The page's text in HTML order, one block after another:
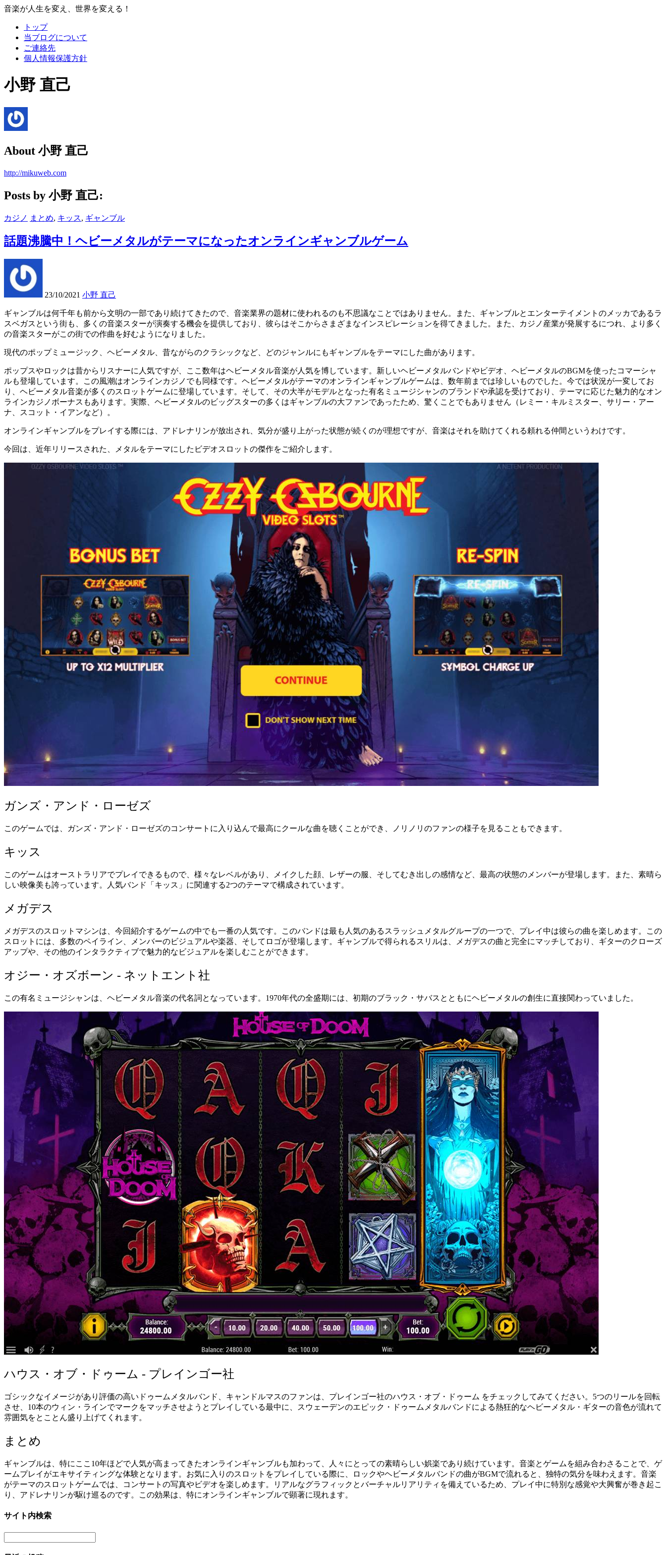
音楽が人生を変え、世界を変える！
トップ
当ブログについて
ご連絡先
個人情報保護方針
小野 直己
About 小野 直己
http://mikuweb.com
Posts by 小野 直己:
カジノ まとめ, キッス, ギャンブル
話題沸騰中！ヘビーメタルがテーマになったオンラインギャンブルゲーム
23/10/2021 小野 直己
ギャンブルは何千年も前から文明の一部であり続けてきたので、音楽業界の題材に使われるのも不思議なことではありません。また、ギャンブルとエンターテイメントのメッカであるラ
スベガスという街も、多くの音楽スターが演奏する機会を提供しており、彼らはそこからさまざまなインスピレーションを得てきました。また、カジノ産業が発展するにつれ、より多く
の音楽スターがこの街での作曲を好むようになりました。
現代のポップミュージック、ヘビーメタル、昔ながらのクラシックなど、どのジャンルにもギャンブルをテーマにした曲があります。
ポップスやロックは昔からリスナーに人気ですが、ここ数年はヘビーメタル音楽が人気を博しています。新しいヘビーメタルバンドやビデオ、ヘビーメタルのBGMを使ったコマーシャ
ルも登場しています。この風潮はオンラインカジノでも同様です。ヘビーメタルがテーマのオンラインギャンブルゲームは、数年前までは珍しいものでした。今では状況が一変してお
り、ヘビーメタル音楽が多くのスロットゲームに登場しています。そして、その大半がモデルとなった有名ミュージシャンのブランドや承認を受けており、テーマに応じた魅力的なオン
ラインカジノボーナスもあります。実際、ヘビーメタルのビッグスターの多くはギャンブルの大ファンであったため、驚くことでもありません（レミー・キルミスター、サリー・アー
ナ、スコット・イアンなど）。
オンラインギャンブルをプレイする際には、アドレナリンが放出され、気分が盛り上がった状態が続くのが理想ですが、音楽はそれを助けてくれる頼れる仲間というわけです。
今回は、近年リリースされた、メタルをテーマにしたビデオスロットの傑作をご紹介します。
ガンズ・アンド・ローゼズ
このゲームでは、ガンズ・アンド・ローゼズのコンサートに入り込んで最高にクールな曲を聴くことができ、ノリノリのファンの様子を見ることもできます。
キッス
このゲームはオーストラリアでプレイできるもので、様々なレベルがあり、メイクした顔、レザーの服、そしてむき出しの感情など、最高の状態のメンバーが登場します。また、素晴ら
しい映像美も誇っています。人気バンド「キッス」に関連する2つのテーマで構成されています。
メガデス
メガデスのスロットマシンは、今回紹介するゲームの中でも一番の人気です。このバンドは最も人気のあるスラッシュメタルグループの一つで、プレイ中は彼らの曲を楽しめます。この
スロットには、多数のペイライン、メンバーのビジュアルや楽器、そしてロゴが登場します。ギャンブルで得られるスリルは、メガデスの曲と完全にマッチしており、ギターのクローズ
アップや、その他のインタラクティブで魅力的なビジュアルを楽しむことができます。
オジー・オズボーン - ネットエント社
この有名ミュージシャンは、ヘビーメタル音楽の代名詞となっています。 1970年代の全盛期には、初期のブラック・サバスとともにヘビーメタルの創生に直接関わっていました。
ハウス・オブ・ドゥーム - プレインゴー社
ゴシックなイメージがあり評価の高いドゥームメタルバンド、キャンドルマスのファンは、プレインゴー社のハウス・オブ・ドゥーム をチェックしてみてください。 5つのリールを回転
させ、 10本のウィン・ラインでマークをマッチさせようとプレイしている最中に、スウェーデンのエピック・ドゥームメタルバンドによる熱狂的なヘビーメタル・ギターの音色が流れて
雰囲気をとことん盛り上げてくれます。
まとめ
ギャンブルは、特にここ 10年ほどで人気が高まってきたオンラインギャンブルも加わって、人々にとっての素晴らしい娯楽であり続けています。音楽とゲームを組み合わさることで、ゲ
ームプレイがエキサイティングな体験となります。お気に入りのスロットをプレイしている際に、ロックやヘビーメタルバンドの曲がBGMで流れると、独特の気分を味わえます。音楽
がテーマのスロットゲームでは、コンサートの写真やビデオを楽しめます。リアルなグラフィックとバーチャルリアリティを備えているため、プレイ中に特別な感覚や大興奮が巻き起こ
り、アドレナリンが駆け巡るのです。この効果は、特にオンラインギャンブルで顕著に現れます。
サイト内検索